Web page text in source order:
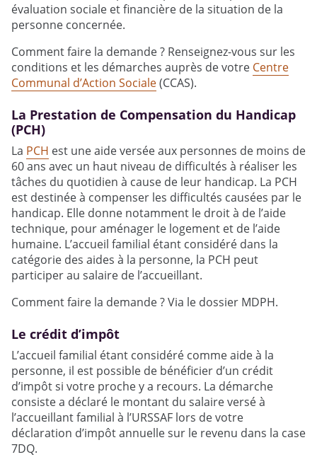
évaluation sociale et financière de la situation de la
personne concernée.
Comment faire la demande ? Renseignez-vous sur les
conditions et les démarches auprès de votre Centre
Communal d’Action Sociale(CCAS).
La Prestation de Compensation du Handicap
(PCH)
La PCH est une aide versée aux personnes de moins de
60 ans avec un haut niveau de difficultés à réaliser les
tâches du quotidien à cause de leur handicap. La PCH
est destinée à compenser les difficultés causées par le
handicap. Elle donne notamment le droit à de l’aide
technique, pour aménager le logement et de l’aide
humaine. L’accueil familial étant considéré dans la
catégorie des aides à la personne, la PCH peut
participer au salaire de l’accueillant.
Comment faire la demande ? Via le dossier MDPH.
Le crédit d’impôt
L’accueil familial étant considéré comme aide à la
personne, il est possible de bénéficier d’un crédit
d’impôt si votre proche y a recours. La démarche
consiste a déclaré le montant du salaire versé à
l’accueillant familial à l’URSSAF lors de votre
déclaration d’impôt annuelle sur le revenu dans la case
7DQ.